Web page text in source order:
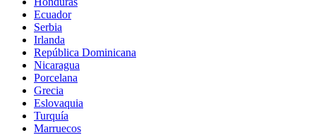
Ecuador
Serbia
Irlanda
República Dominicana
Nicaragua
Porcelana
Grecia
Eslovaquia
Turquía
Marruecos